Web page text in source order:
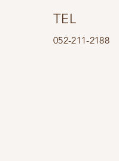
TEL
052-211-2188